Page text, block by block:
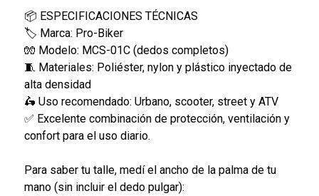
📦 ESPECIFICACIONES TÉCNICAS
🏷️ Marca: Pro-Biker
🧤 Modelo: MCS-01C (dedos completos)
🧵 Materiales: Poliéster, nylon y plástico inyectado de
alta densidad
🛵 Uso recomendado: Urbano, scooter, street y ATV
✅ Excelente combinación de protección, ventilación y
confort para el uso diario.
Para saber tu talle, medí el ancho de la palma de tu
mano (sin incluir el dedo pulgar):